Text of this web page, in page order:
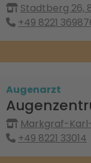
Stadtberg 26,
+49 8221
Augenarzt
Markgraf-
+49 8221 33014